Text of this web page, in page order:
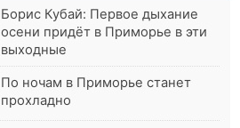
Борис Кубай: Первое дыхание
осени придёт в Приморье в эти
выходные
По ночам в Приморье станет
прохладно